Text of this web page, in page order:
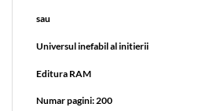
sau
Universul inefabil al initierii
Editura RAM
Numar pagini: 200